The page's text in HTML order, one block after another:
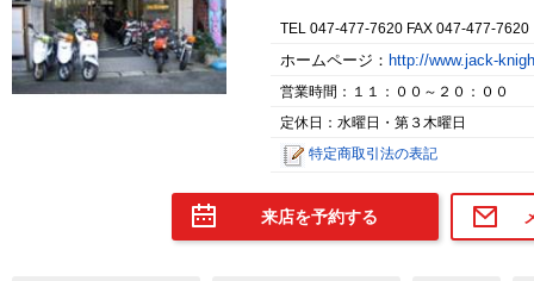
TEL 047-477-7620 FAX 047-477-7620
ホームページ： http://www.jack-
営業時間：１１：００～２０：００
定休日：水曜日・第３木曜日
特定商取引法の表記
来店を予約する